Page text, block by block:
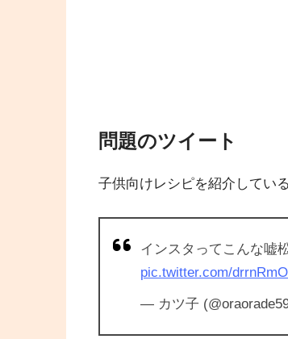
問題のツイート
子供向けレシピを紹介してい
インスタってこんな嘘
pic.twitter.com/
— カツ子